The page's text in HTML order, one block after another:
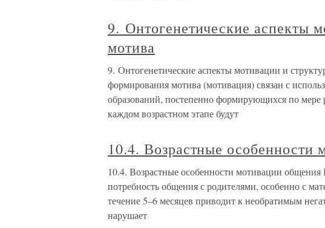
9. Онтогенетические аспекты
мотива
9. Онтогенетические аспекты мотивации и
формирования мотива (мотивация) связан с
образований, постепенно формирующихся по мере
каждом возрастном этапе будут
10.4. Возрастные особенности
10.4. Возрастные особенности мотивации
потребность общения с родителями, особенно с
течение 5–6 месяцев приводит к необратимым
нарушает